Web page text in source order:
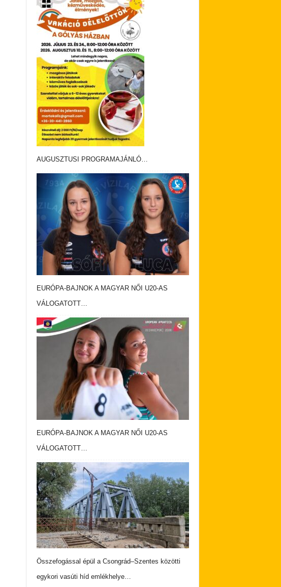
AUGUSZTUSI PROGRAMAJÁNLÓ…
EURÓPA-BAJNOK A MAGYAR NŐI U20-AS
VÁLOGATOTT…
EURÓPA-BAJNOK A MAGYAR NŐI U20-AS
VÁLOGATOTT…
Összefogással épül a Csongrád–Szentes közötti
egykori vasúti híd emlékhelye…